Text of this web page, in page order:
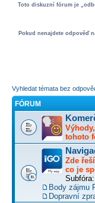
Toto diskuzní fórum je
Pokud nenajdete odpověď
Vyhledat témata bez
FÓRUM
tohoto
Zde
co je
Subfóra:
Body zájmu
Dopravní